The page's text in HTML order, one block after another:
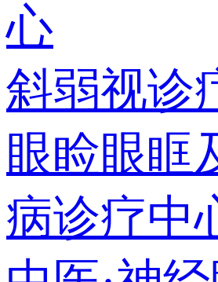
心
斜弱视诊
眼睑眼眶
病诊疗中